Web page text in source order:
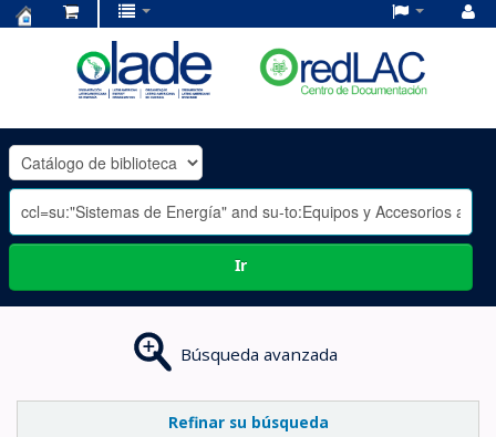
OLADE
-
Ir
Búsqueda avanzada
Refinar su búsqueda